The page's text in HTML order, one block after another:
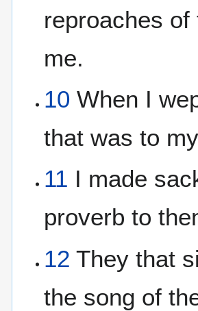
reproaches
me.
10 When I
that was to
11 I made
proverb to
12 They that
the song of